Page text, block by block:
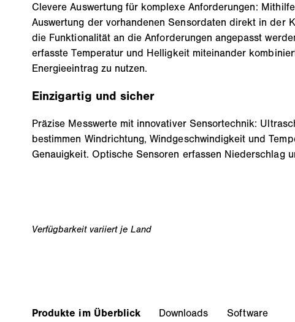
Clevere Auswertung für komplexe Anforderungen:
Auswertung der vorhandenen Sensordaten direkt in der
die Funktionalität an die Anforderungen angepasst
erfasste Temperatur und Helligkeit miteinander
Energieeintrag zu nutzen.
Einzigartig und sicher
Präzise Messwerte mit innovativer Sensortechnik:
bestimmen Windrichtung, Windgeschwindigkeit und
Genauigkeit. Optische Sensoren erfassen Niederschlag